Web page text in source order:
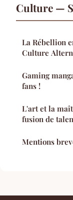
Culture —
La Rébellion
Culture
Gaming
fans !
L'art et la
fusion de
Mentions